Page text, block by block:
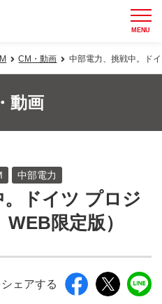
MENU
CM・動画 中部電力、挑戦中。ド
動画
中部電力
。ドイツ プロジ
限定版）
ェアする